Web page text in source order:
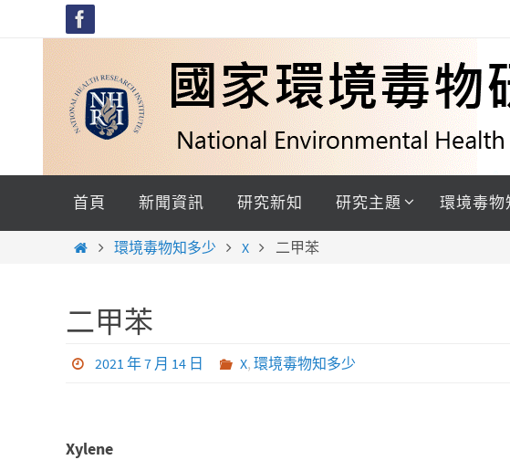
content
首頁 新聞資訊 研究新知 研究主題 環境毒物
Home環境毒物知多少 X 二甲苯
二甲苯
2021 年 7 月 14 日 X, 環境毒物知多少
Xylene